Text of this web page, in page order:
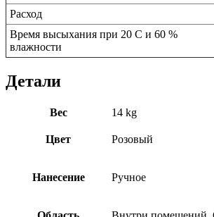
Расход
Время высыхания при 20 С и 60 %
влажности
Детали
Вес 14 kg
Цвет Розовый
Нанесение Ручное